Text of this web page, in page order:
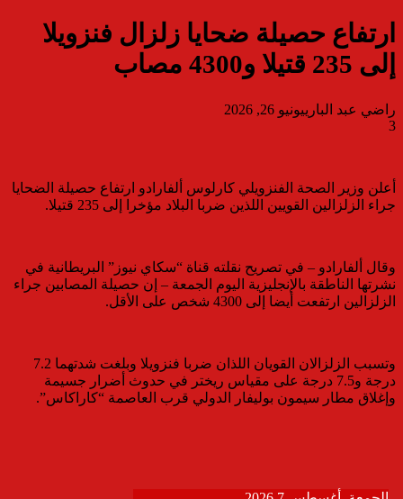
ارتفاع حصيلة ضحايا زلزال فنزويلا
إلى 235 قتيلا و4300 مصاب
راضي عبد البارييونيو 26, 2026
3
أعلن وزير الصحة الفنزويلي كارلوس ألفارادو ارتفاع حصيلة الضحايا
جراء الزلزالين القويين اللذين ضربا البلاد مؤخرا إلى 235 قتيلا.
وقال ألفارادو – في تصريح نقلته قناة “سكاي نيوز” البريطانية في
نشرتها الناطقة بالإنجليزية اليوم الجمعة – إن حصيلة المصابين جراء
الزلزالين ارتفعت أيضا إلى 4300 شخص على الأقل.
وتسبب الزلزالان القويان اللذان ضربا فنزويلا وبلغت شدتهما 7.2
درجة و7.5 درجة على مقياس ريختر في حدوث أضرار جسيمة
وإغلاق مطار سيمون بوليفار الدولي قرب العاصمة “كاراكاس”.